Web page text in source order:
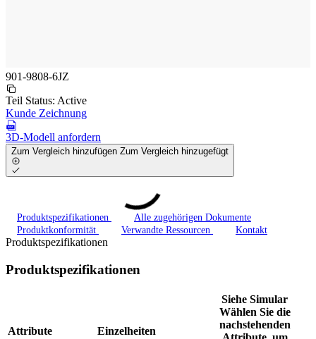
901-9808-6JZ
Teil Status: Active
Kunde Zeichnung
3D-Modell anfordern
Zum Vergleich hinzufügen Zum Vergleich hinzugefügt
Produktspezifikationen
Alle zugehörigen Dokumente
Produktkonformität
Verwandte Ressourcen Kontakt
Produktspezifikationen
Produktspezifikationen
Attribute Einzelheiten
Siehe Simular
Wählen Sie die
nachstehenden